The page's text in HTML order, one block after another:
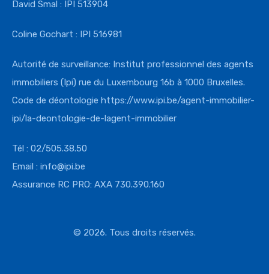
David Smal : IPI 513904
Coline Gochart : IPI 516981
Autorité de surveillance: Institut professionnel des agents
immobiliers (Ipi) rue du Luxembourg 16b à 1000 Bruxelles.
Code de déontologie https://www.ipi.be/agent-immobilier-
ipi/la-deontologie-de-lagent-immobilier
Tél : 02/505.38.50
Email : info@ipi.be
Assurance RC PRO: AXA 730.390.160
© 2026. Tous droits réservés.